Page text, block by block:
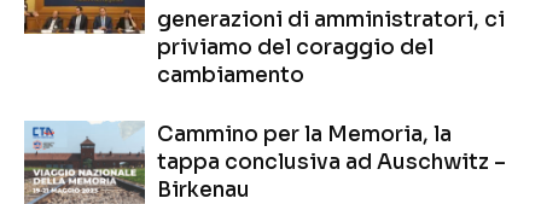
generazioni di amministratori, ci
priviamo del coraggio del
cambiamento
Cammino per la Memoria, la
tappa conclusiva ad Auschwitz –
Birkenau